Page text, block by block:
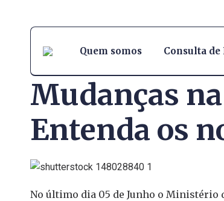
Quem somos Consulta
Mudanças
Entenda os
No último dia 05 de Junho o Ministério